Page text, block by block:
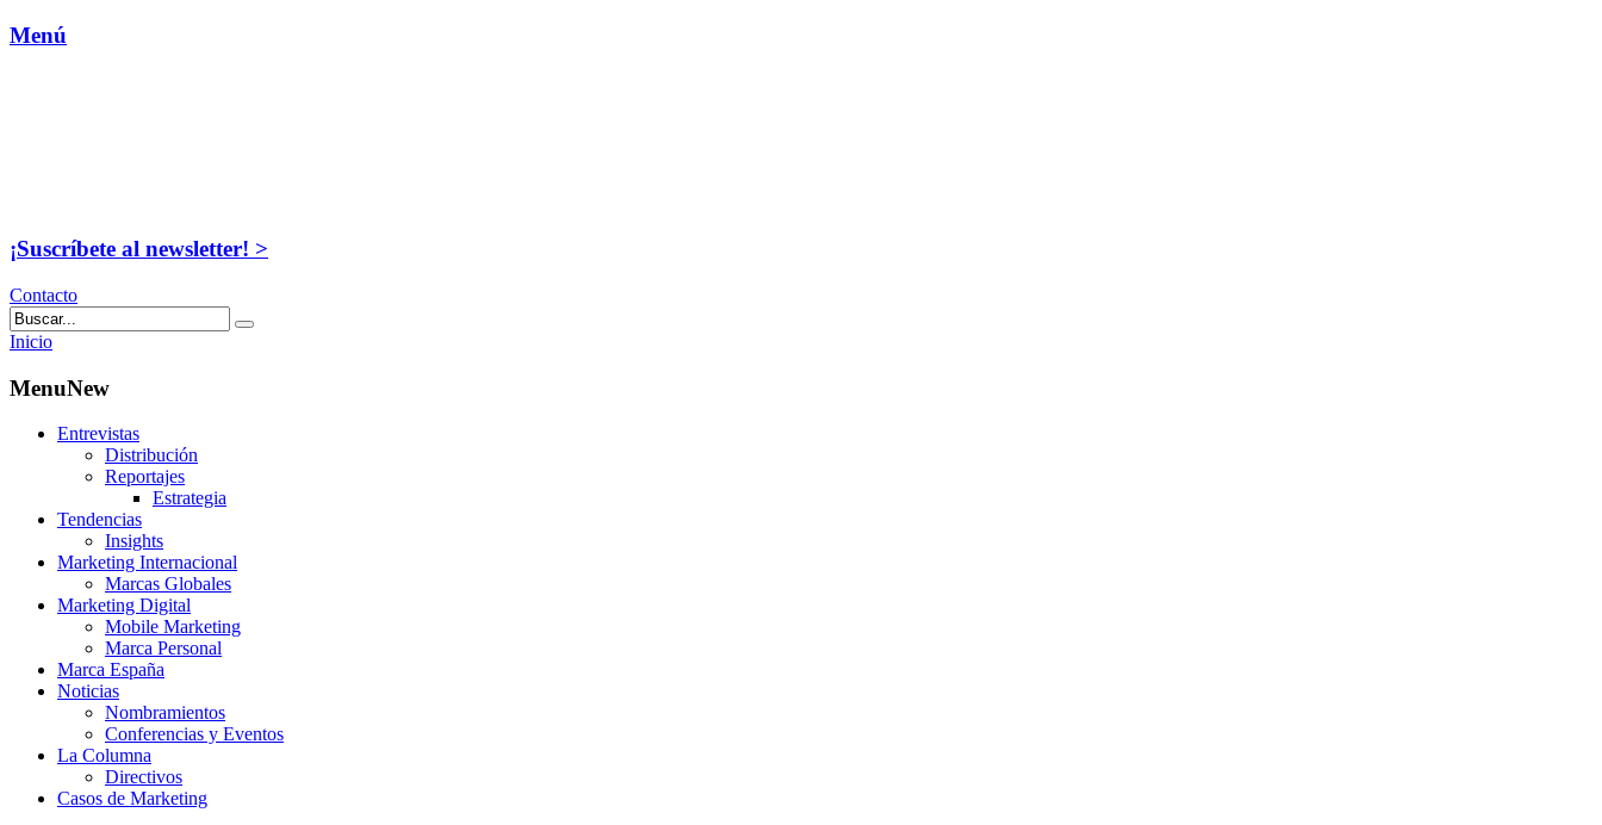
Menú
¡Suscríbete al newsletter! >
Contacto
Inicio
MenuNew
Entrevistas
Distribución
Reportajes
Estrategia
Tendencias
Insights
Marketing Internacional
Marcas Globales
Marketing Digital
Mobile Marketing
Marca Personal
Marca España
Noticias
Nombramientos
Conferencias y Eventos
La Columna
Directivos
Casos de Marketing